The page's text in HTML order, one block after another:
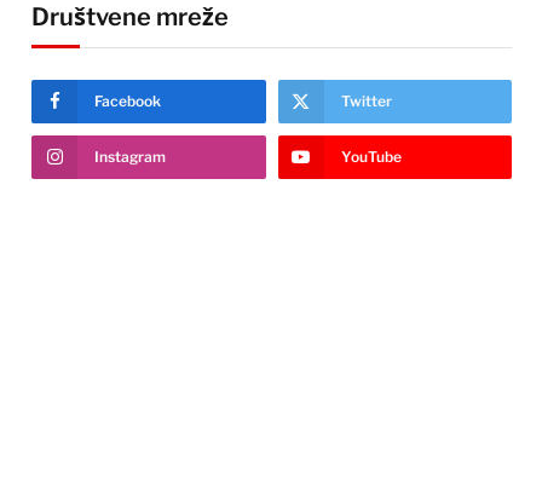
Društvene mreže
Facebook Twitter
Instagram YouTube